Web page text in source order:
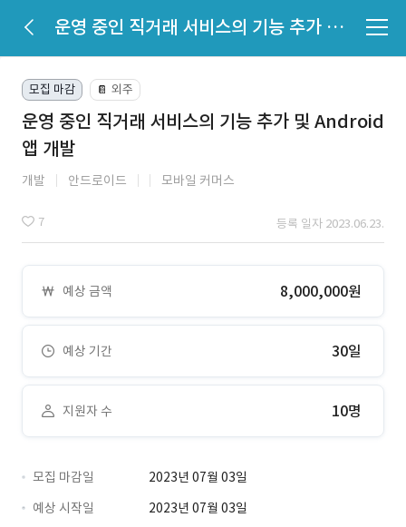
운영 중인 직거래 서비스의 기능 추가 및 Android 앱 개발
모집 마감 📔 외주
운영 중인 직거래 서비스의 기능 추가 및 Android
앱 개발
개발 안드로이드 모바일 커머스
7 등록 일자 2023.06.23.
예상 금액 8,000,000원
예상 기간 30일
지원자 수 10명
모집 마감일
2023년 07월 03일
예상 시작일
2023년 07월 03일